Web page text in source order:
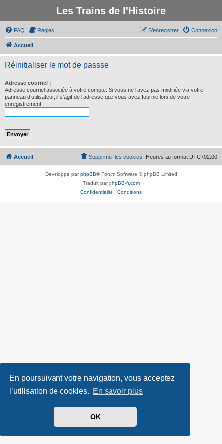
En poursuivant votre navigation, vous acceptez
l’utilisation de cookies. En savoir plus
OK
Les Trains de l'Histoire
FAQ Règles Connexion
S’enregistrer
Accueil
Réinitialiser le mot de passse
Adresse courriel :
Adresse courriel associée à votre compte. Si vous ne l’avez pas modifiée via votre
panneau d’utilisateur, il s’agit de l’adresse que vous avez fournie lors de votre
enregistrement.
Accueil Heures au format UTC+02:00
Supprimer les cookies
Développé parphpBB® Forum Software © phpBB Limited
Traduit parphpBB-fr.com
Confidentialité | Conditions